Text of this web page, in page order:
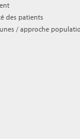
des patients
/ approche